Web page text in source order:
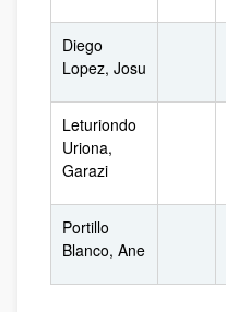
Diego
Lopez, Josu
Leturiondo
Uriona,
Garazi
Portillo
Blanco, Ane